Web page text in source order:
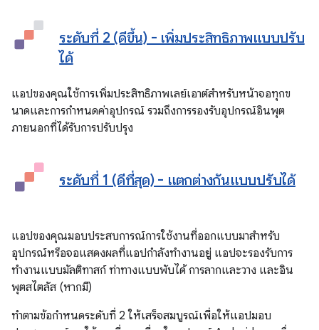
ระดับที่ 2 (ดีขึ้น) - เพิ่มประสิทธิภาพแบบปรับ
ได้
แอปของคุณใช้การเพิ่มประสิทธิภาพเลย์เอาต์สำหรับหน้าจอทุกข
นาดและการกำหนดค่าอุปกรณ์ รวมถึงการรองรับอุปกรณ์อินพุต
ภายนอกที่ได้รับการปรับปรุง
ระดับที่ 1 (ดีที่สุด) - แตกต่างกันแบบปรับได้
แอปของคุณมอบประสบการณ์การใช้งานที่ออกแบบมาสำหรับ
อุปกรณ์หรือจอแสดงผลที่แอปกำลังทำงานอยู่ แอปจะรองรับการ
ทำงานแบบมัลติทาสก์ ท่าทางแบบพับได้ การลากและวาง และอิน
พุตสไตลัส (หากมี)
ทำตามข้อกำหนดระดับที่ 2 ให้เสร็จสมบูรณ์เพื่อให้แอปมอบ